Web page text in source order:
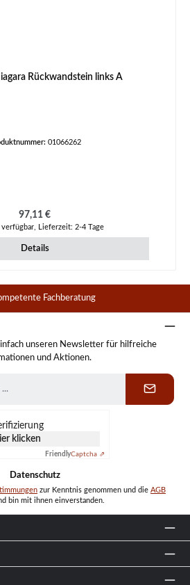
Rückwandstein links A
01066262
Regulärer Preis:
97,11 €
Lieferzeit: 2-4 Tage
Details
Fachberatung
unseren Newsletter für hilfreiche
und Aktionen.
klicken
FriendlyCaptcha ⇗
Datenschutz
zur Kenntnis genommen und die AGB
bin mit ihnen einverstanden.